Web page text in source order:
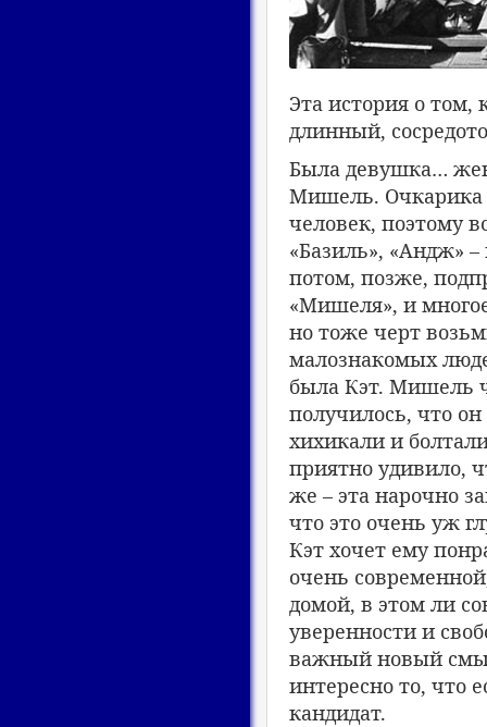
Эта история о том,
длинный,
Была девушка…
Мишель. Очкарика
человек, поэтому
«Базиль», «Андж»
потом, позже,
«Мишеля», и
но тоже черт
малознакомых
была Кэт. Мишель
получилось, что
хихикали и
приятно удивило,
же – эта нарочно
что это очень уж
Кэт хочет ему
очень
домой, в этом ли
уверенности и
важный новый
интересно то, что
кандидат.